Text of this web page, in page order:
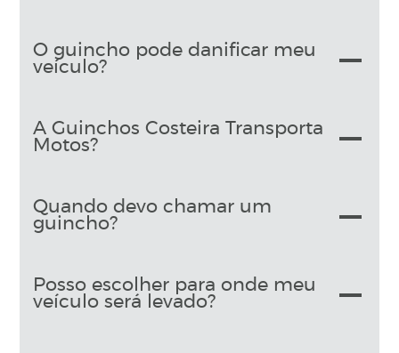
O guincho pode danificar meu
veículo?
A Guinchos Costeira Transporta
Motos?
Quando devo chamar um
guincho?
Posso escolher para onde meu
veículo será levado?